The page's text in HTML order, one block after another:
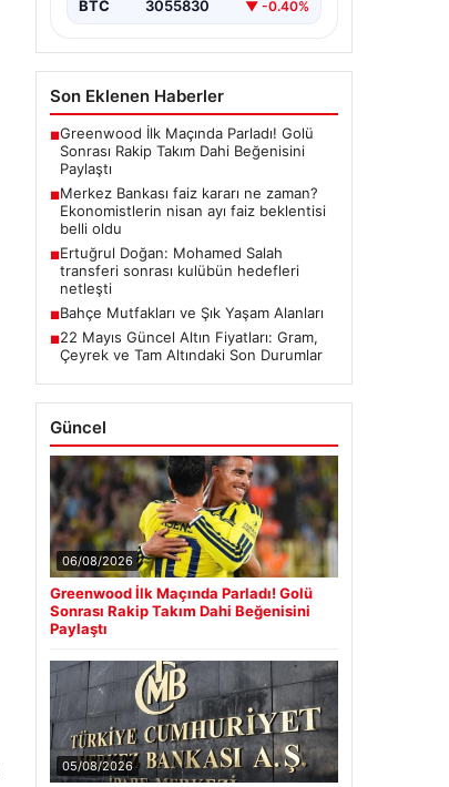
BTC 3055830 ▼ -0.40%
Son Eklenen Haberler
■Greenwood İlk Maçında Parladı! Golü
Sonrası Rakip Takım Dahi Beğenisini
Paylaştı
■Merkez Bankası faiz kararı ne zaman?
Ekonomistlerin nisan ayı faiz beklentisi
belli oldu
■Ertuğrul Doğan: Mohamed Salah
transferi sonrası kulübün hedefleri
netleşti
■Bahçe Mutfakları ve Şık Yaşam Alanları
■22 Mayıs Güncel Altın Fiyatları: Gram,
Çeyrek ve Tam Altındaki Son Durumlar
Güncel
06/08/2026
Greenwood İlk Maçında Parladı! Golü
Sonrası Rakip Takım Dahi Beğenisini
Paylaştı
05/08/2026